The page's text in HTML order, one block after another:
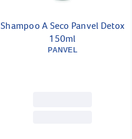
Shampoo A Seco Panvel Detox
150ml
PANVEL